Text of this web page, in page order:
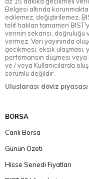
Belgesi altında
edilemez, değiştirilemez.
telif hakları tamamen
verinin sekansı, doğruluğu
vermez. Veri yayınında
gecikmesi, eksik ulaşması,
perfomansın düşmesi veya
ve / veya Kullanıcılarda
sorumlu değildir.
Uluslarası döviz
BORSA
Canlı Borsa
Günün Özeti
Hisse Senedi Fiyatları